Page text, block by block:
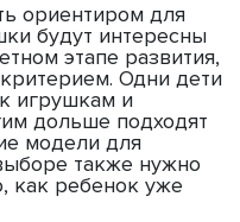
ориентиром для
будут интересны
этапе развития,
Одни дети
игрушкам и
дольше подходят
модели для
также нужно
как ребенок уже